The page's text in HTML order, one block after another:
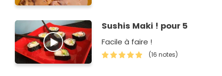
Sushis Maki ! pour 5
Facile à faire !
(16 notes)